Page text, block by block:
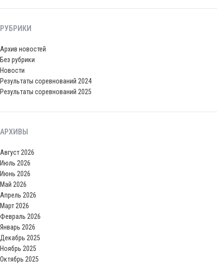
РУБРИКИ
Архив новостей
Без рубрики
Новости
Результаты соревнований 2024
Результаты соревнований 2025
АРХИВЫ
Август 2026
Июль 2026
Июнь 2026
Май 2026
Апрель 2026
Март 2026
Февраль 2026
Январь 2026
Декабрь 2025
Ноябрь 2025
Октябрь 2025